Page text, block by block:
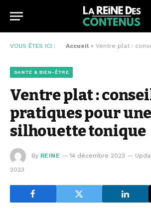
VOUS ÊTES ICI : Accueil » Ventre plat : conseils
SANTÉ & BIEN-ÊTRE
Ventre plat :
pratiques pour une
silhouette tonique
By REINE 14 décembre 2023
2023